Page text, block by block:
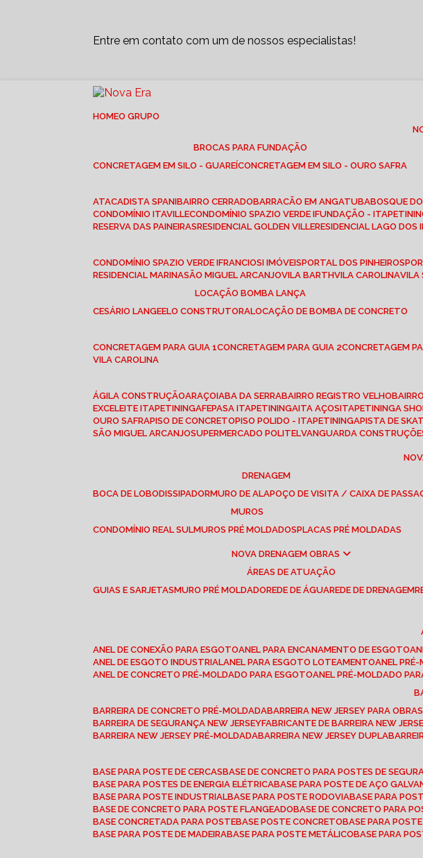
Entre em contato com um de nossos especialistas!
HOME
O GRUPO
BROCAS PARA FUNDAÇÃO
CONCRETAGEM EM SILO - GUAREÍ CONCRETAGEM EM SILO - OURO SAFRA
ATACADISTA SPANI BAIRRO CERRADO BARRACÃO EM ANGATUBA BOSQUE
CONDOMÍNIO ITAVILLE CONDOMÍNIO SPAZIO VERDE I FUNDAÇÃO -
RESERVA DAS PAINEIRAS RESIDENCIAL GOLDEN VILLE RESIDENCIAL LAGO DOS
CONDOMÍNIO SPAZIO VERDE I FRANCIOSI IMÓVEIS PORTAL DOS PINHEIROS
RESIDENCIAL MARINA SÃO MIGUEL ARCANJO VILA BARTH VILA CAROLINA
LOCAÇÃO BOMBA LANÇA
CESÁRIO LANGE ELO CONSTRUTORA LOCAÇÃO DE BOMBA DE CONCRETO
CONCRETAGEM PARA GUIA 1 CONCRETAGEM PARA GUIA 2 CONCRETAGEM
VILA CAROLINA
ÁGILA CONSTRUÇÃO ARAÇOIABA DA SERRA BAIRRO REGISTRO VELHO
EXCELEITE ITAPETININGA FEPASA ITAPETININGA ITA AÇOS ITAPETININGA
OURO SAFRA PISO DE CONCRETO PISO POLIDO - ITAPETININGA PISTA DE
SÃO MIGUEL ARCANJO SUPERMERCADO POLITEL VANGUARDA
DRENAGEM
BOCA DE LOBO DISSIPADOR MURO DE ALA POÇO DE VISITA / CAIXA DE
MUROS
CONDOMÍNIO REAL SUL
MUROS PRÉ MOLDADOS PLACAS PRÉ MOLDADAS
NOVA DRENAGEM OBRAS
ÁREAS DE ATUAÇÃO
GUIAS E SARJETAS
MURO PRÉ MOLDADO REDE DE ÁGUA REDE DE DRENAGEM
ANEL DE CONEXÃO PARA ESGOTO ANEL PARA ENCANAMENTO DE ESGOTO
ANEL DE ESGOTO INDUSTRIAL ANEL PARA ESGOTO LOTEAMENTO ANEL
ANEL DE CONCRETO PRÉ-MOLDADO PARA ESGOTO ANEL PRÉ-MOLDADO
BARREIRA DE CONCRETO PRÉ-MOLDADA BARREIRA NEW JERSEY PARA
BARREIRA DE SEGURANÇA NEW JERSEY FABRICANTE DE BARREIRA NEW
BARREIRA NEW JERSEY PRÉ-MOLDADA BARREIRA NEW JERSEY DUPLA
BASE PARA POSTE DE CERCAS BASE DE CONCRETO PARA POSTES DE
BASE PARA POSTES DE ENERGIA ELÉTRICA BASE PARA POSTE DE AÇO
BASE PARA POSTE INDUSTRIAL BASE PARA POSTE RODOVIA BASE PARA
BASE DE CONCRETO PARA POSTE FLANGEADO BASE DE CONCRETO PARA
BASE CONCRETADA PARA POSTE BASE POSTE CONCRETO BASE PARA
BASE PARA POSTE DE MADEIRA BASE PARA POSTE METÁLICO BASE PARA